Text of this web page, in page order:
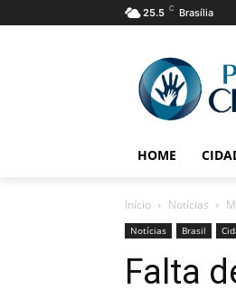
25.5 C Brasília
HOME
Início Notícias
Notícias Brasil
Falta